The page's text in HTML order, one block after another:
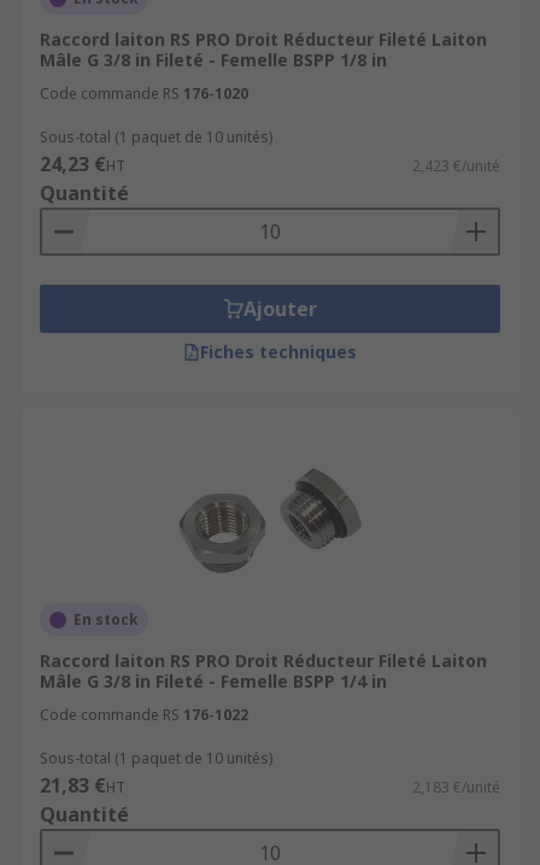
Raccord laiton RS PRO Droit Réducteur Fileté Laiton
Mâle G 3/8 in Fileté - Femelle BSPP 1/8 in
Code commande RS 176-1020
Sous-total (1 paquet de 10 unités)
24,23 €HT 2,423 €/unité
Quantité
Ajouter
Fiches techniques
En stock
Raccord laiton RS PRO Droit Réducteur Fileté Laiton
Mâle G 3/8 in Fileté - Femelle BSPP 1/4 in
Code commande RS 176-1022
Sous-total (1 paquet de 10 unités)
21,83 €HT 2,183 €/unité
Quantité